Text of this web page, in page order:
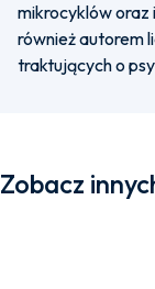
mikrocyklów oraz
również autorem
traktujących o
Zobacz